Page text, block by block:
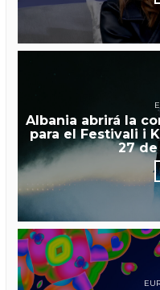
Albania abrirá la
para el Festivali i
27